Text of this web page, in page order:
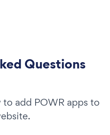
Questions
add POWR apps to